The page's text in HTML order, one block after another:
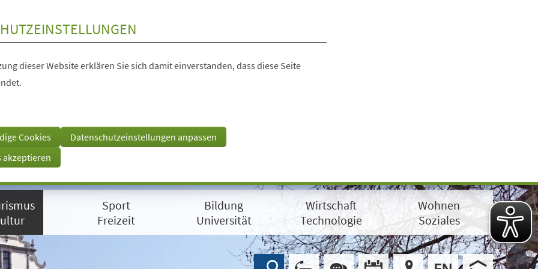
dieser Website erklären Sie sich damit einverstanden, dass diese Seite
Cookies
Datenschutzeinstellungen anpassen
akzeptieren
Sport
Freizeit
Bildung
Universität
Wirtschaft
Technologie
Wohnen
Soziales